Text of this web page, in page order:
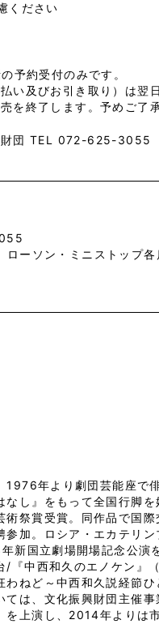
ください
予約受付のみです。
い及びお引き取り）は翌
を終了します。予めご了
財団 TEL 072-625-3055
ーソン・ミニストップ各
1976年より劇団芸能座で
なし』をもって全国行脚
術祭賞受賞。同作品で国
参加。ロシア・エカテリ
新国立劇場開場記念公演
/『中西和久のエノケン』
わねど～中西和久説経節ひ
は、文化振興財団主催
を上演し、2014年よりは